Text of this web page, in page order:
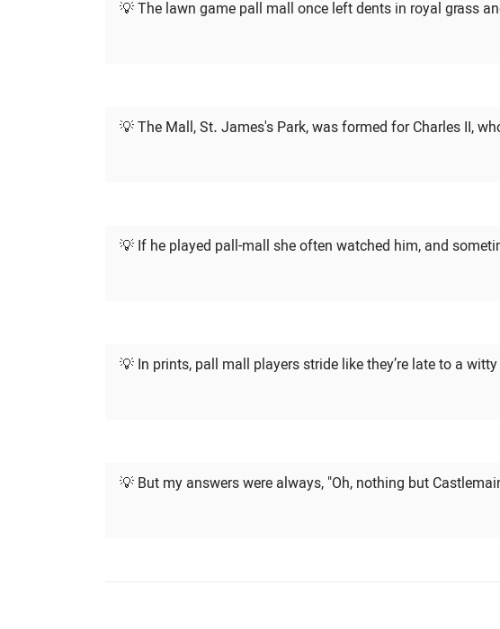
💡 The lawn game pall mall once left dents in royal grass
💡 The Mall, St. James's Park, was formed for Charles II,
💡 If he played pall-mall she often watched him, and
💡 In prints, pall mall players stride like they’re late to a
💡 But my answers were always, "Oh, nothing but